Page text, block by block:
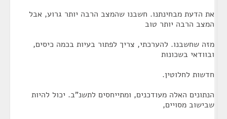
את הדעת מבחינתנו. חשבנו שהמצב הרבה יותר גרוע, אבל
המצב הרבה יותר טוב
מזה שחשבנו. להערכתי, צריך לפתור בעיות בכמה כיסים,
ובוודאי בשכונות
חדשות לחלוטין.
הנתונים האלה מעודכנים, ומתייחסים לתשנ"ב. יכול להיות
שבישוב מסויים,